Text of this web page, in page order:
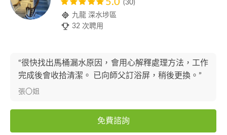
5.0 (30)
九龍 深水埗區
32 次聘用
“很快找出馬桶漏水原因，會用心解釋處理方法，工作
完成後會收拾清潔。 已向師父訂浴屏，稍後更換。”
張〇姐
免費諮詢